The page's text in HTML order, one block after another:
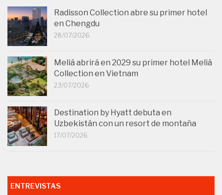
Radisson Collection abre su primer hotel
en Chengdu
28/07/2026
Meliá abrirá en 2029 su primer hotel Meliá
Collection en Vietnam
23/07/2026
Destination by Hyatt debuta en
Uzbekistán con un resort de montaña
17/07/2026
ENTREVISTAS